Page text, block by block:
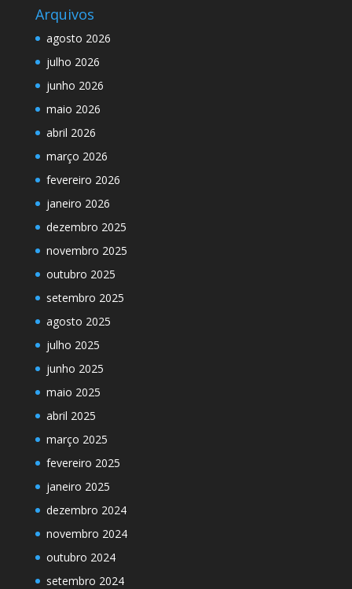
Arquivos
agosto 2026
julho 2026
junho 2026
maio 2026
abril 2026
março 2026
fevereiro 2026
janeiro 2026
dezembro 2025
novembro 2025
outubro 2025
setembro 2025
agosto 2025
julho 2025
junho 2025
maio 2025
abril 2025
março 2025
fevereiro 2025
janeiro 2025
dezembro 2024
novembro 2024
outubro 2024
setembro 2024